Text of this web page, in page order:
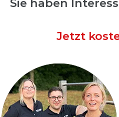
Sie haben
Jetzt